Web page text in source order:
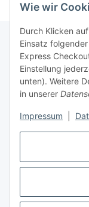
Wie wir
Durch Klicken
Einsatz
Express
Einstellung
unten). Weitere
in unserer
Impressum
Informationen
Gesetzliche